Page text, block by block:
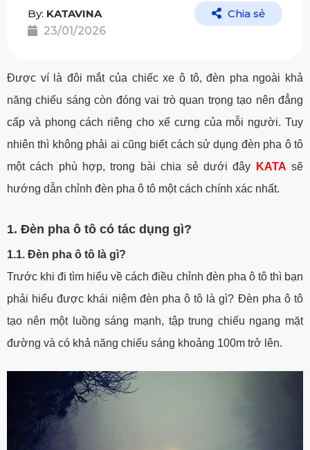
By: KATAVINA
23/01/2026
Chia sẻ
Được ví là đôi mắt của chiếc xe ô tô, đèn pha ngoài khả
năng chiếu sáng còn đóng vai trò quan trọng tạo nên đẳng
cấp và phong cách riêng cho xế cưng của mỗi người. Tuy
nhiên thì không phải ai cũng biết cách sử dụng đèn pha ô tô
một cách phù hợp, trong bài chia sẻ dưới đây
KATA sẽ
hướng dẫn chỉnh đèn pha ô tô một cách chính xác nhất.
​1. Đèn pha ô tô có tác dụng gì?
1.1. Đèn pha ô tô là gì?
Trước khi đi tìm hiểu về cách điều chỉnh đèn pha ô tô thì bạn
phải hiểu được khái niệm đèn pha ô tô là gì? Đèn pha ô tô
tạo nên một luồng sáng mạnh, tập trung chiếu ngang mặt
đường và có khả năng chiếu sáng khoảng 100m trở lên.